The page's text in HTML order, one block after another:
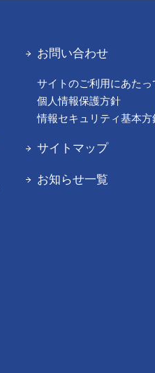
お問い合わせ
サイトのご利用にあたっ
個人情報保護方針
情報セキュリティ基本方
サイトマップ
お知らせ一覧